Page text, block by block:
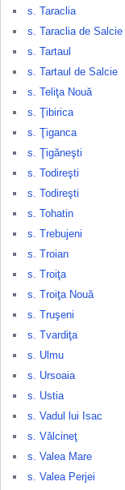
s. Taraclia
s. Taraclia de Salcie
s. Tartaul
s. Tartaul de Salcie
s. Teliţa Nouă
s. Ţibirica
s. Ţiganca
s. Ţigăneşti
s. Todireşti
s. Todireşti
s. Tohatin
s. Trebujeni
s. Troian
s. Troiţa
s. Troiţa Nouă
s. Truşeni
s. Tvardiţa
s. Ulmu
s. Ursoaia
s. Ustia
s. Vadul lui Isac
s. Vălcineţ
s. Valea Mare
s. Valea Perjei